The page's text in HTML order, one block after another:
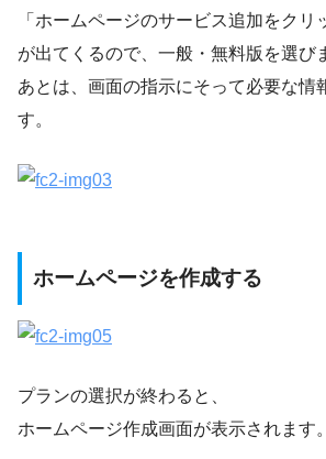
「ホームページのサービス追加をクリ
が出てくるので、一般・無料版を選び
あとは、画面の指示にそって必要な情
す。
ホームページを作成する
プランの選択が終わると、
ホームページ作成画面が表示されます。